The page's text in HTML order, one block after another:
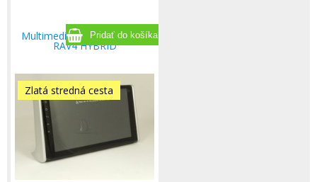
Multimediálne rádio Toyota
RAV4 HYBRID
Zlatá stredná cesta